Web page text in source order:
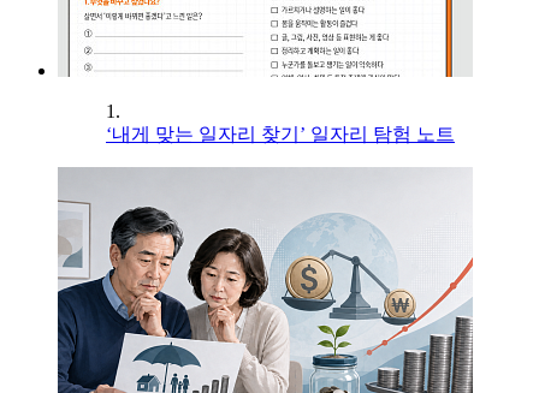
1.
‘내게 맞는 일자리 찾기’ 일자리 탐험 노트